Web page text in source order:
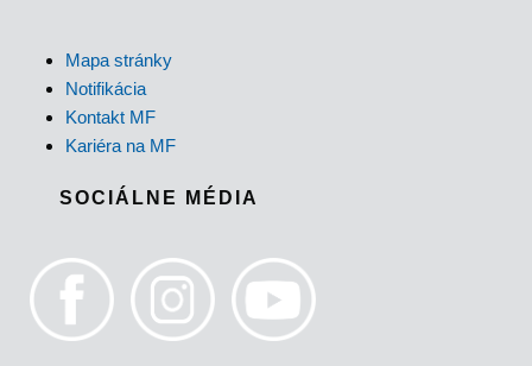
Mapa stránky
Notifikácia
Kontakt MF
Kariéra na MF
SOCIÁLNE MÉDIA